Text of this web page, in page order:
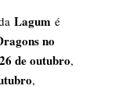
Lagum é
no
26 de outubro,
,